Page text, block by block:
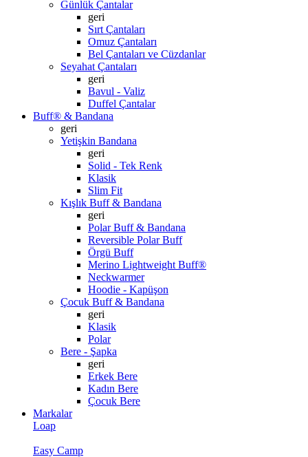
Günlük Çantalar
geri
Sırt Çantaları
Omuz Çantaları
Bel Çantaları ve Cüzdanlar
Seyahat Çantaları
geri
Bavul - Valiz
Duffel Çantalar
Buff® & Bandana
geri
Yetişkin Bandana
geri
Solid - Tek Renk
Klasik
Slim Fit
Kışlık Buff & Bandana
geri
Polar Buff & Bandana
Reversible Polar Buff
Örgü Buff
Merino Lightweight Buff®
Neckwarmer
Hoodie - Kapüşon
Çocuk Buff & Bandana
geri
Klasik
Polar
Bere - Şapka
geri
Erkek Bere
Kadın Bere
Çocuk Bere
Markalar
Loap
Easy Camp